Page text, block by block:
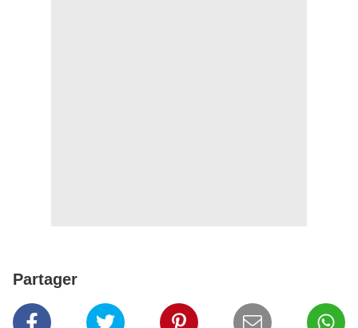
Partager